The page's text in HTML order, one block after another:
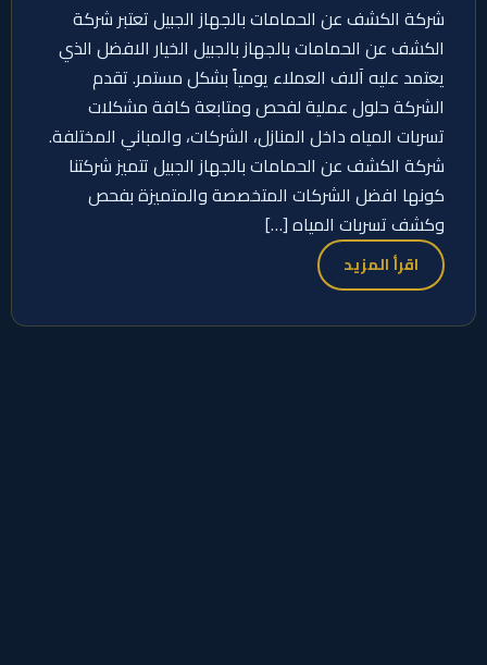
شركة الكشف عن الحمامات بالجهاز الجبيل تعتبر شركة
الكشف عن الحمامات بالجهاز بالجبيل الخيار الافضل الذي
يعتمد عليه آلاف العملاء يومياً بشكل مستمر. تقدم
الشركة حلول عملية لفحص ومتابعة كافة مشكلات
تسربات المياه داخل المنازل، الشركات، والمباني المختلفة.
شركة الكشف عن الحمامات بالجهاز الجبيل تتميز شركتنا
كونها افضل الشركات المتخصصة والمتميزة بفحص
وكشف تسربات المياه […]
اقرأ المزيد